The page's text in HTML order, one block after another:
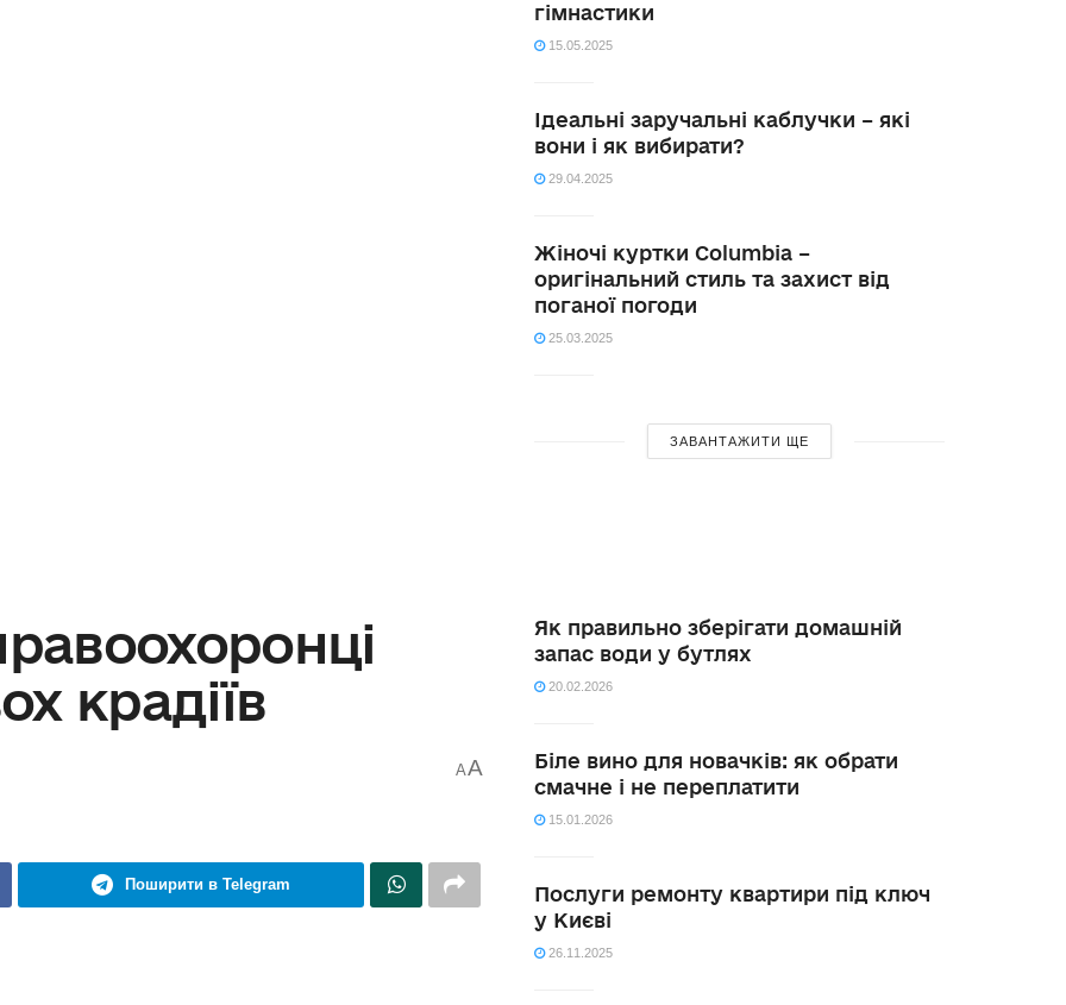
гімнастики
15.05.2025
Ідеальні заручальні каблучки – які
вони і як вибирати?
29.04.2025
Жіночі куртки Columbia –
оригінальний стиль та захист від
поганої погоди
25.03.2025
ЗАВАНТАЖИТИ ЩЕ
крадіїв
AA
Поширити в Telegram
Як правильно зберігати домашній
запас води у бутлях
20.02.2026
Біле вино для новачків: як обрати
смачне і не переплатити
15.01.2026
Послуги ремонту квартири під ключ
у Києві
26.11.2025